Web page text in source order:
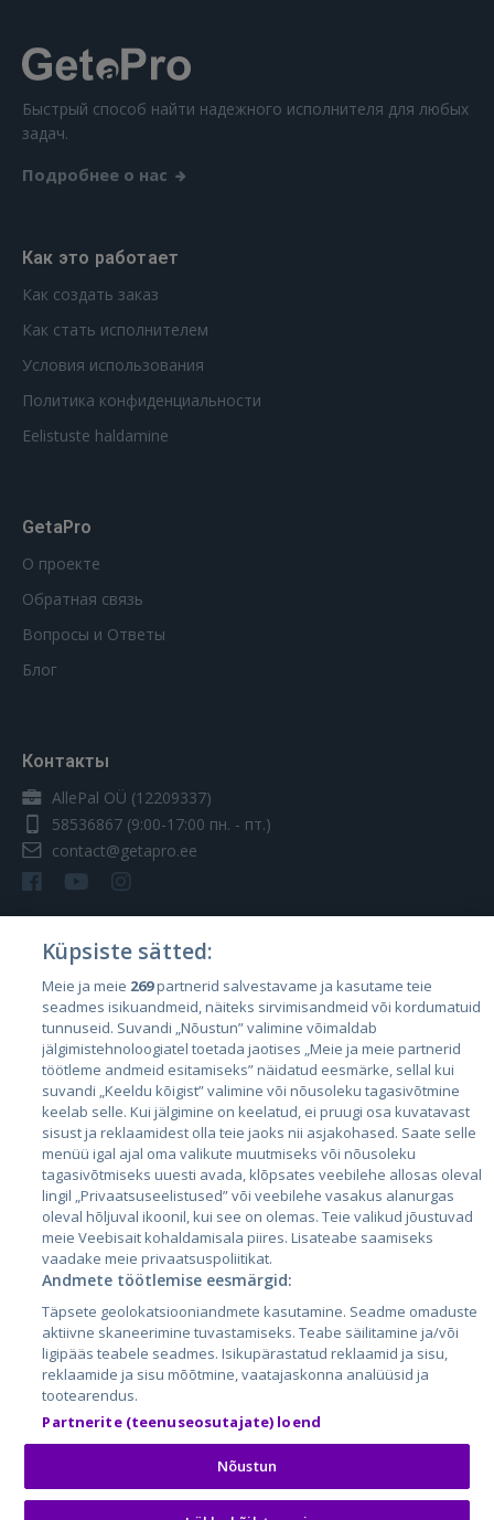
Быстрый способ найти надежного исполнителя для любых
задач.
Подробнее о нас
Как это работает
Как создать заказ
Как стать исполнителем
Условия использования
Политика конфиденциальности
Eelistuste haldamine
GetaPro
О проекте
Обратная связь
Вопросы и Ответы
Блог
Контакты
AllePal OÜ (12209337)
58536867 (9:00-17:00 пн. - пт.)
contact@getapro.ee
Страны
Эстония
Латвия
Литва
City24.lv
City24.ee
GetaPro.lv
GetaPro.ee
Skelbiu.lt
Autoplius.lt
Aruodas.lt
CVbankas.lt
Kainos.lt
Paslaugos.lt
auto24.ee
Osta.ee
KuldneBörs.ee
Küpsiste sätted:
Meie ja meie 269partnerid salvestavame ja kasutame teie
seadmes isikuandmeid, näiteks sirvimisandmeid või kordumatuid
tunnuseid. Suvandi „Nõustun” valimine võimaldab
jälgimistehnoloogiatel toetada jaotises „Meie ja meie partnerid
töötleme andmeid esitamiseks” näidatud eesmärke, sellal kui
suvandi „Keeldu kõigist” valimine või nõusoleku tagasivõtmine
keelab selle. Kui jälgimine on keelatud, ei pruugi osa kuvatavast
sisust ja reklaamidest olla teie jaoks nii asjakohased. Saate selle
menüü igal ajal oma valikute muutmiseks või nõusoleku
tagasivõtmiseks uuesti avada, klõpsates veebilehe allosas oleval
lingil „Privaatsuseelistused” või veebilehe vasakus alanurgas
oleval hõljuval ikoonil, kui see on olemas. Teie valikud jõustuvad
meie Veebisait kohaldamisala piires. Lisateabe saamiseks
vaadake meie privaatsuspoliitikat.
Andmete töötlemise eesmärgid:
Täpsete geolokatsiooniandmete kasutamine. Seadme omaduste
aktiivne skaneerimine tuvastamiseks. Teabe säilitamine ja/või
ligipääs teabele seadmes. Isikupärastatud reklaamid ja sisu,
reklaamide ja sisu mõõtmine, vaatajaskonna analüüsid ja
tootearendus.
Partnerite (teenuseosutajate) loend
Nõustun